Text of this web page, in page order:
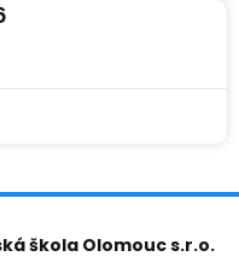
škola Olomouc s.r.o.